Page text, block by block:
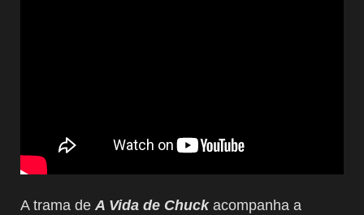
A trama de A Vida de Chuckacompanha a